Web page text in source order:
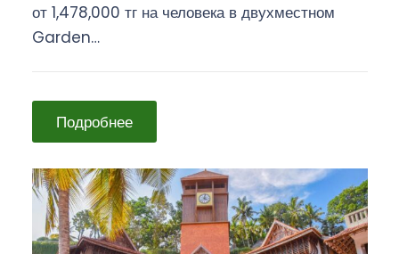
от 1,478,000 тг на человека в двухместном
Garden…
Подробнее